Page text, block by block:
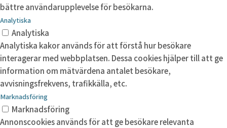
bättre användarupplevelse för besökarna.
Analytiska
Analytiska
Analytiska kakor används för att förstå hur besökare
interagerar med webbplatsen. Dessa cookies hjälper till att ge
information om mätvärdena antalet besökare,
avvisningsfrekvens, trafikkälla, etc.
Marknadsföring
Marknadsföring
Annonscookies används för att ge besökare relevanta